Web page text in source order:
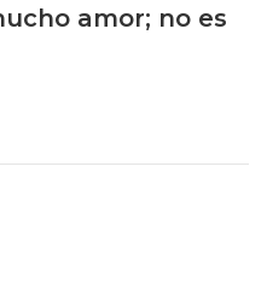
amor; no es